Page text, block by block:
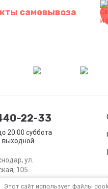
самовывоза
22-33
20:00 суббота
выходной
ул.
105
Этот сайт использует файлы